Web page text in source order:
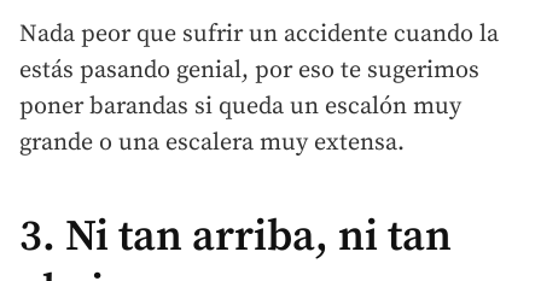
Nada peor que sufrir un accidente cuando la
estás pasando genial, por eso te sugerimos
poner barandas si queda un escalón muy
grande o una escalera muy extensa.
3. Ni tan arriba, ni tan